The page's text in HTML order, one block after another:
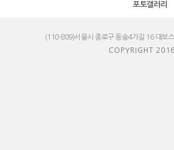
포토갤러리
(110-809)서울시 종로구 동숭4가길 16 대보
COPYRIGHT